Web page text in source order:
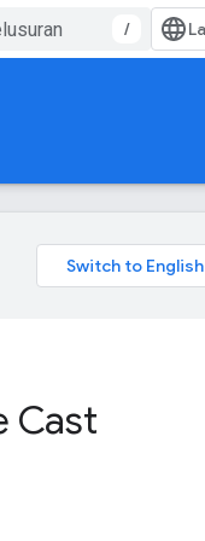
/
Cast